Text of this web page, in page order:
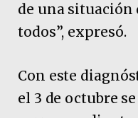
de una situación
todos”, expresó.
Con este
el 3 de octubre